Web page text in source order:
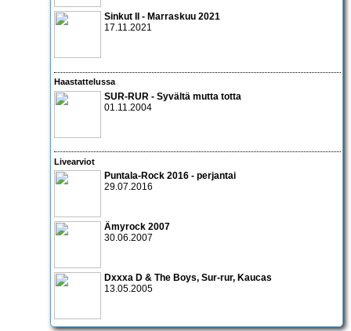
Sinkut II - Marraskuu 2021
17.11.2021
Haastattelussa
SUR-RUR - Syvältä mutta totta
01.11.2004
Livearviot
Puntala-Rock 2016 - perjantai
29.07.2016
Ämyrock 2007
30.06.2007
Dxxxa D & The Boys, Sur-rur, Kaucas
13.05.2005